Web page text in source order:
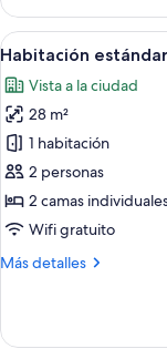
Deluxe,
Varias
camas
Ver
todas
las
fotos
de
Habitación
estándar,
2
individuales
5
Habitación
Vista a la ciudad
28 m²
1 habitación
2 personas
2 camas
Wifi gratuito
Más detalles
Más
estándar,